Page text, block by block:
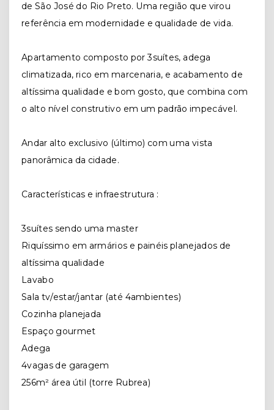
de São José do Rio Preto. Uma região que virou
referência em modernidade e qualidade de vida.
Apartamento composto por 3suítes, adega
climatizada, rico em marcenaria, e acabamento de
altíssima qualidade e bom gosto, que combina com
o alto nível construtivo em um padrão impecável.
Andar alto exclusivo (último) com uma vista
panorâmica da cidade.
Características e infraestrutura :
3suítes sendo uma master
Riquíssimo em armários e painéis planejados de
altíssima qualidade
Lavabo
Sala tv/estar/jantar (até 4ambientes)
Cozinha planejada
Espaço gourmet
Adega
4vagas de garagem
256m² área útil (torre Rubrea)